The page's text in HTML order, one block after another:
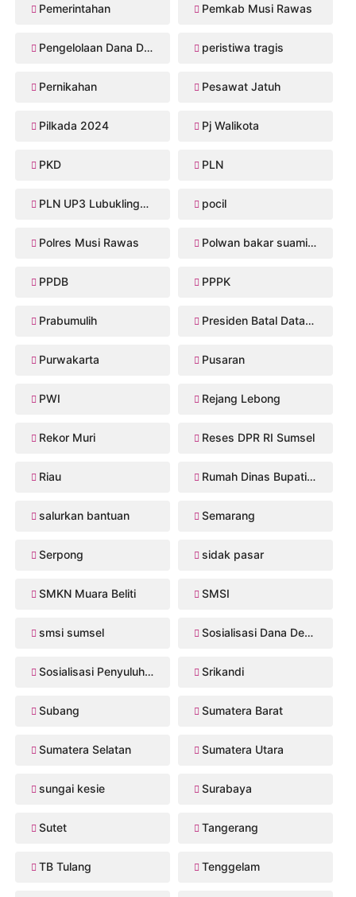
Pemerintahan Pemkab Musi Rawas
Pengelolaan Dana Desa peristiwa tragis
Pernikahan Pesawat Jatuh
Pilkada 2024 Pj Walikota
PKD PLN
PLN UP3 Lubuklinggau pocil
Polres Musi Rawas Polwan bakar suaminya
PPDB PPPK
Prabumulih Presiden Batal Datang
Purwakarta Pusaran
PWI Rejang Lebong
Rekor Muri Reses DPR RI Sumsel
Riau Rumah Dinas Bupati Musi Rawas
salurkan bantuan Semarang
Serpong sidak pasar
SMKN Muara Beliti SMSI
smsi sumsel Sosialisasi Dana Desa 2026
Sosialisasi Penyuluhan Hukum Srikandi
Subang Sumatera Barat
Sumatera Selatan Sumatera Utara
sungai kesie Surabaya
Sutet Tangerang
TB Tulang Tenggelam